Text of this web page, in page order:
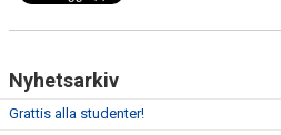
Nyhetsarkiv
Grattis alla studenter!